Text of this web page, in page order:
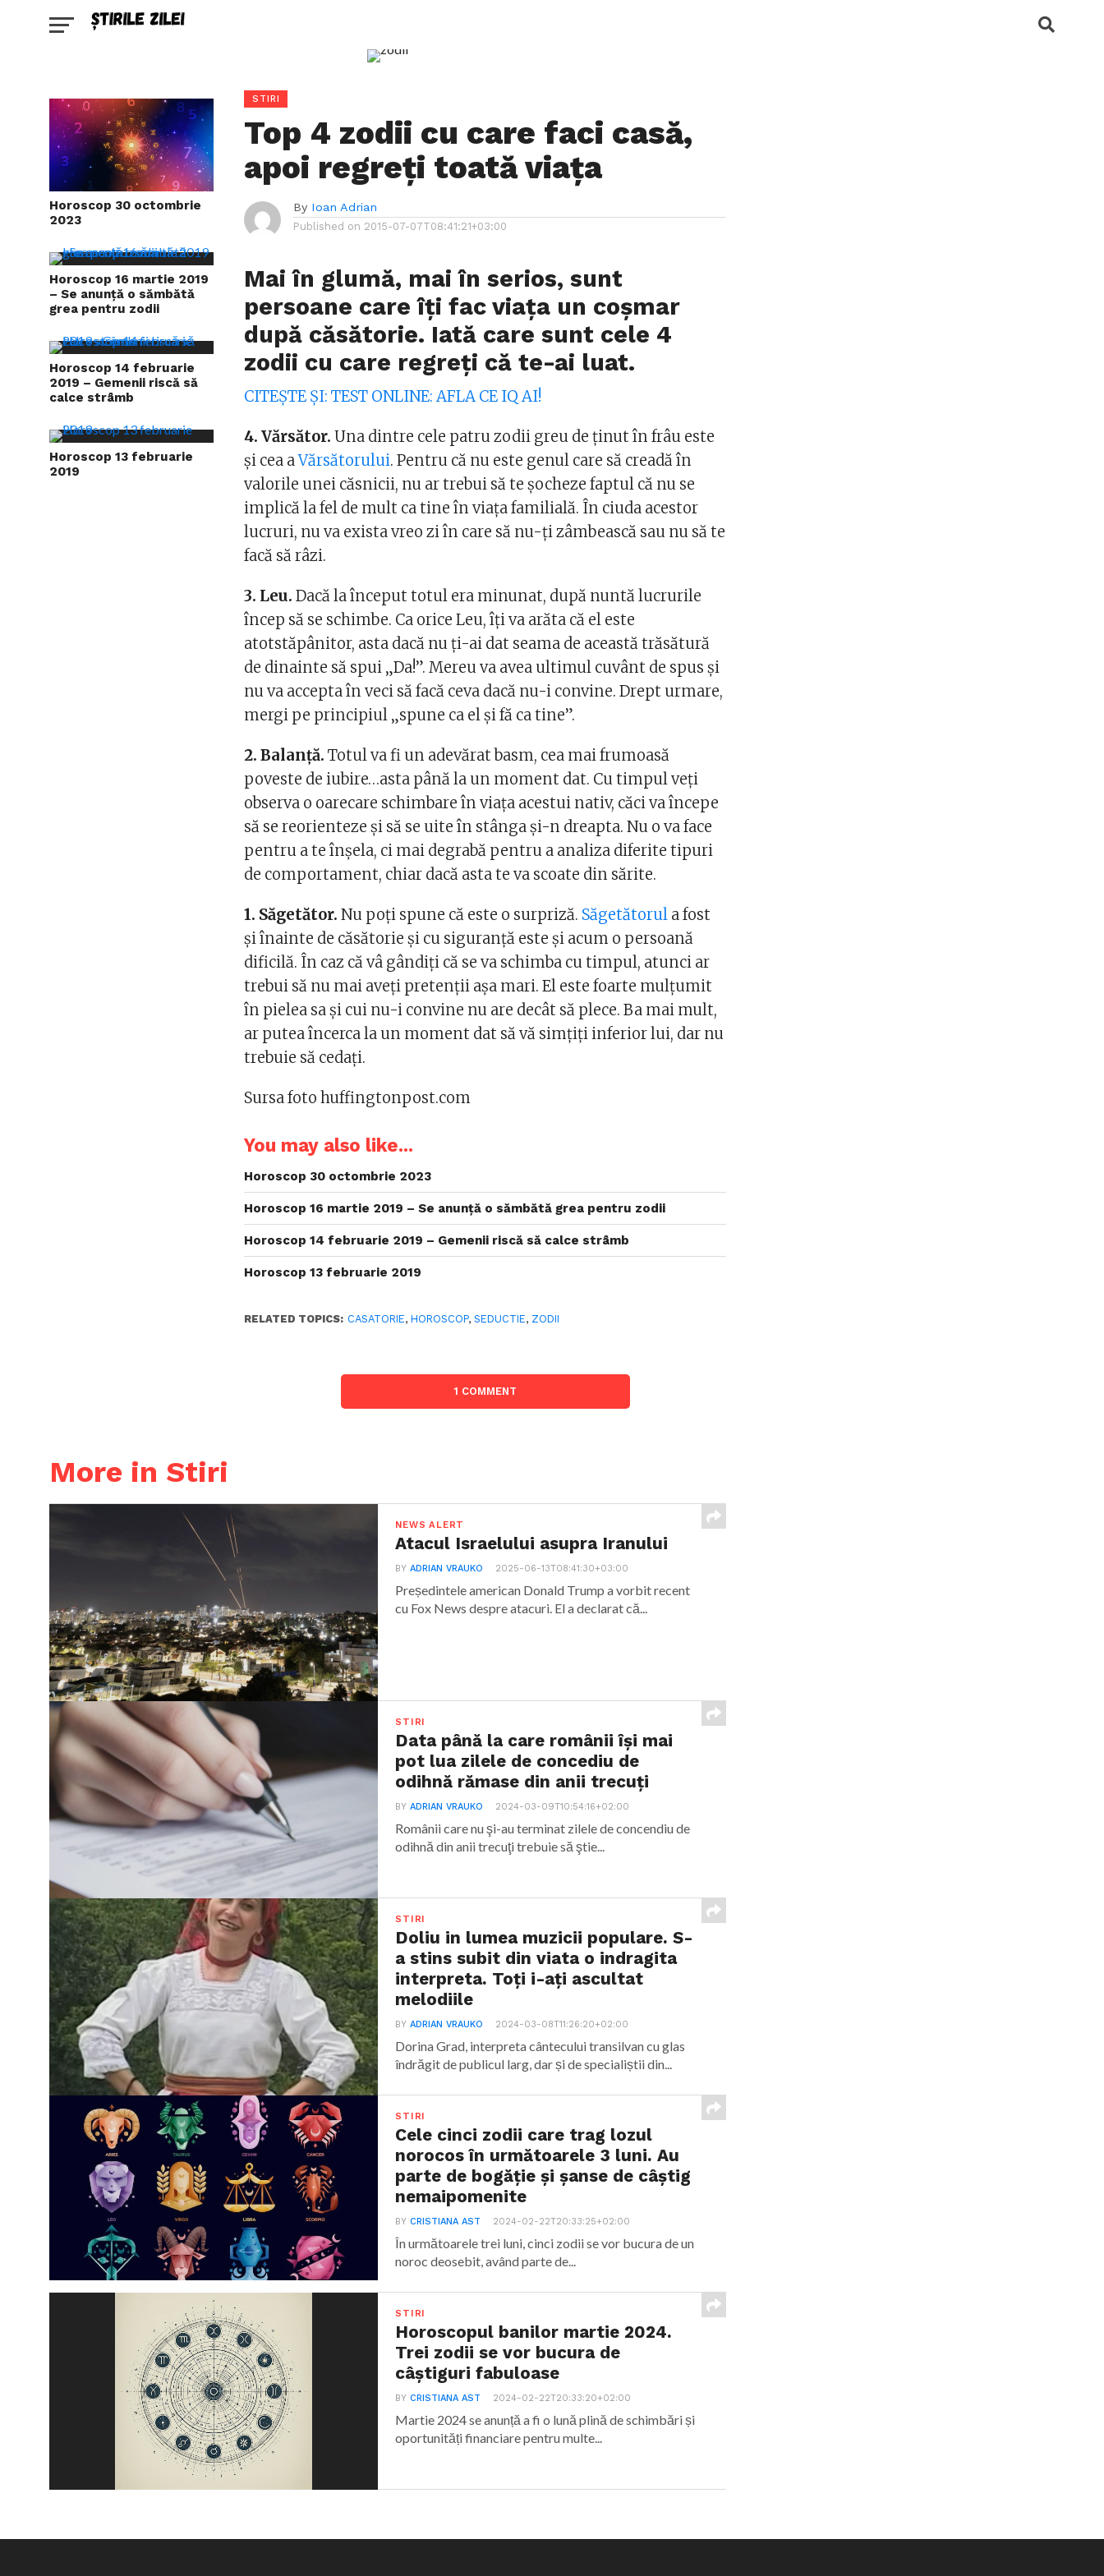
Horoscop 30 octombrie
2023
Horoscop 16 martie 2019
– Se anunță o sămbătă
grea pentru zodii
Horoscop 14 februarie
2019 – Gemenii riscă să
calce strâmb
Horoscop 13 februarie
2019
STIRI
Top 4 zodii cu care faci casă,
apoi regreţi toată viaţa
By Ioan Adrian
Published on 2015-07-07T08:41:21+03:00
Mai în glumă, mai în serios, sunt
persoane care îţi fac viaţa un coşmar
după căsătorie. Iată care sunt cele 4
zodii cu care regreţi că te-ai luat.
CITEŞTE ŞI: TEST ONLINE: AFLA CE IQ AI!
4. Vărsător. Una dintre cele patru zodii greu de ţinut în frâu este
şi cea aVărsătorului. Pentru că nu este genul care să creadă în
valorile unei căsnicii, nu ar trebui să te şocheze faptul că nu se
implică la fel de mult ca tine în viaţa familială. În ciuda acestor
lucruri, nu va exista vreo zi în care să nu-ţi zâmbească sau nu să te
facă să râzi.
3. Leu. Dacă la început totul era minunat, după nuntă lucrurile
încep să se schimbe. Ca orice Leu, îţi va arăta că el este
atotstăpânitor, asta dacă nu ţi-ai dat seama de această trăsătură
de dinainte să spui „Da!”. Mereu va avea ultimul cuvânt de spus şi
nu va accepta în veci să facă ceva dacă nu-i convine. Drept urmare,
mergi pe principiul „spune ca el şi fă ca tine”.
2. Balanţă. Totul va fi un adevărat basm, cea mai frumoasă
poveste de iubire…asta până la un moment dat. Cu timpul veţi
observa o oarecare schimbare în viaţa acestui nativ, căci va începe
să se reorienteze şi să se uite în stânga şi-n dreapta. Nu o va face
pentru a te înşela, ci mai degrabă pentru a analiza diferite tipuri
de comportament, chiar dacă asta te va scoate din sărite.
1. Săgetător. Nu poţi spune că este o surpriză. Săgetătorul a fost
şi înainte de căsătorie şi cu siguranţă este şi acum o persoană
dificilă. În caz că vâ gândiţi că se va schimba cu timpul, atunci ar
trebui să nu mai aveţi pretenţii aşa mari. El este foarte mulţumit
în pielea sa şi cui nu-i convine nu are decât să plece. Ba mai mult,
ar putea încerca la un moment dat să vă simţiţi inferior lui, dar nu
trebuie să cedaţi.
Sursa foto huffingtonpost.com
You may also like...
Horoscop 30 octombrie 2023
Horoscop 16 martie 2019 – Se anunță o sămbătă grea pentru zodii
Horoscop 14 februarie 2019 – Gemenii riscă să calce strâmb
Horoscop 13 februarie 2019
RELATED TOPICS: CASATORIE,HOROSCOP,SEDUCTIE, ZODII
1 COMMENT
More in Stiri
NEWS ALERT
Atacul Israelului asupra Iranului
BYADRIAN VRAUKO 2025-06-13T08:41:30+03:00
Președintele american Donald Trump a vorbit recent
cu Fox News despre atacuri. El a declarat că...
STIRI
Data până la care românii îşi mai
pot lua zilele de concediu de
odihnă rămase din anii trecuţi
BYADRIAN VRAUKO 2024-03-09T10:54:16+02:00
Românii care nu şi-au terminat zilele de concendiu de
odihnă din anii trecuţi trebuie să ştie...
STIRI
Doliu in lumea muzicii populare. S-
a stins subit din viata o indragita
interpreta. Toți i-ați ascultat
melodiile
BYADRIAN VRAUKO 2024-03-08T11:26:20+02:00
Dorina Grad, interpreta cântecului transilvan cu glas
îndrăgit de publicul larg, dar și de specialiștii din...
STIRI
Cele cinci zodii care trag lozul
norocos în următoarele 3 luni. Au
parte de bogăție și șanse de câștig
nemaipomenite
BYCRISTIANA AST 2024-02-22T20:33:25+02:00
În următoarele trei luni, cinci zodii se vor bucura de un
noroc deosebit, având parte de...
STIRI
Horoscopul banilor martie 2024.
Trei zodii se vor bucura de
câștiguri fabuloase
BYCRISTIANA AST 2024-02-22T20:33:20+02:00
Martie 2024 se anunță a fi o lună plină de schimbări și
oportunități financiare pentru multe...